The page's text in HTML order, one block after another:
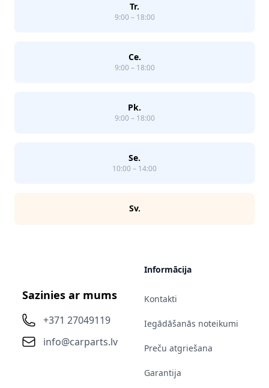
Tr.
9:00 – 18:00
Ce.
9:00 – 18:00
Pk.
9:00 – 18:00
Se.
10:00 – 14:00
Sv.
Sazinies ar mums
+371 27049119
info@carparts.lv
Informācija
Kontakti
Iegādāšanās noteikumi
Preču atgriešana
Garantija